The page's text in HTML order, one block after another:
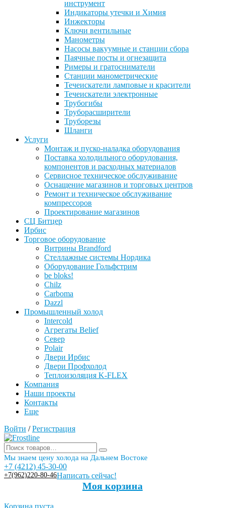
инструмент
Индикаторы утечки и Химия
Инжекторы
Ключи вентильные
Манометры
Насосы вакуумные и станции сбора
Паячные посты и огнезащита
Римеры и гратосниматели
Станции манометрические
Течеискатели ламповые и красители
Течеискатели электронные
Трубогибы
Труборасширители
Труборезы
Шланги
Услуги
Монтаж и пуско-наладка оборудования
Поставка холодильного оборудования,
компонентов и расходных материалов
Сервисное техническое обслуживание
Оснащение магазинов и торговых центров
Ремонт и техническое обслуживание
компрессоров
Проектирование магазинов
СЦ Битцер
Ирбис
Торговое оборудование
Витрины Brandford
Стеллажные системы Нордика
Оборудование Гольфстрим
be bloks!
Chilz
Carboma
Dazzl
Промышленный холод
Intercold
Агрегаты Belief
Север
Polair
Двери Ирбис
Двери Профхолод
Теплоизоляция K-FLEX
Компания
Наши проекты
Контакты
Еще
Войти / Регистрация
Мы знаем цену холода на Дальнем Востоке
+7 (4212) 45-30-00
+7(962)220-80-46Написать сейчас!
Моя корзина
Корзина пуста